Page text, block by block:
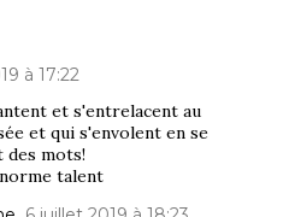
à 17:22
et s'entrelacent au
et qui s'envolent en se
des mots!
talent